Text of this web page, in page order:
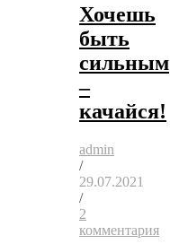
Хочешь
быть
сильным
–
качайся!
admin
/
29.07.2021
/
2
комментария